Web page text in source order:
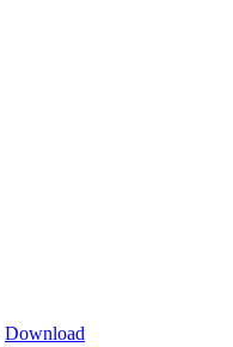
Download